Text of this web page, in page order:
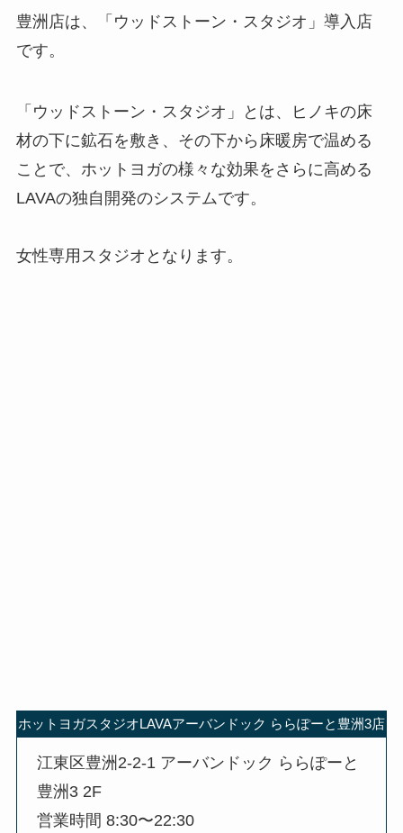
豊洲店は、「ウッドストーン・スタジオ」導入店
です。
「ウッドストーン・スタジオ」とは、ヒノキの床
材の下に鉱石を敷き、その下から床暖房で温める
ことで、ホットヨガの様々な効果をさらに高める
LAVAの独自開発のシステムです。
女性専用スタジオとなります。
ホットヨガスタジオLAVAアーバンドック ららぽーと豊洲3店
江東区豊洲2-2-1 アーバンドック ららぽーと
豊洲3 2F
営業時間 8:30〜22:30